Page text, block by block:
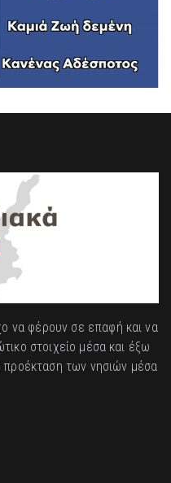
να φέρουν σε επαφή και να
στοιχείο μέσα και έξω
των νησιών μέσα